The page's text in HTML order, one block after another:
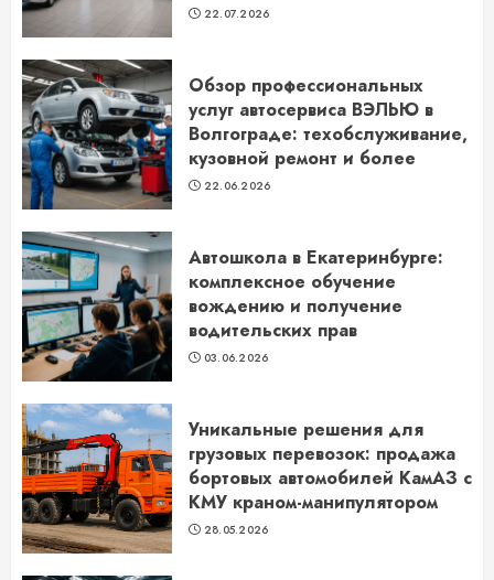
22.07.2026
Обзор профессиональных
услуг автосервиса ВЭЛЬЮ в
Волгограде: техобслуживание,
кузовной ремонт и более
22.06.2026
Автошкола в Екатеринбурге:
комплексное обучение
вождению и получение
водительских прав
03.06.2026
Уникальные решения для
грузовых перевозок: продажа
бортовых автомобилей КамАЗ с
КМУ краном-манипулятором
28.05.2026